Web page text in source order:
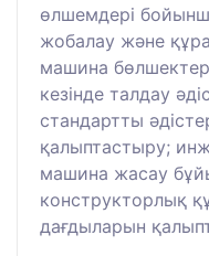
өлшемдері
жобалау және
машина
кезінде талдау
стандартты
қалыптастыру;
машина жасау
конструкторлық
дағдыларын